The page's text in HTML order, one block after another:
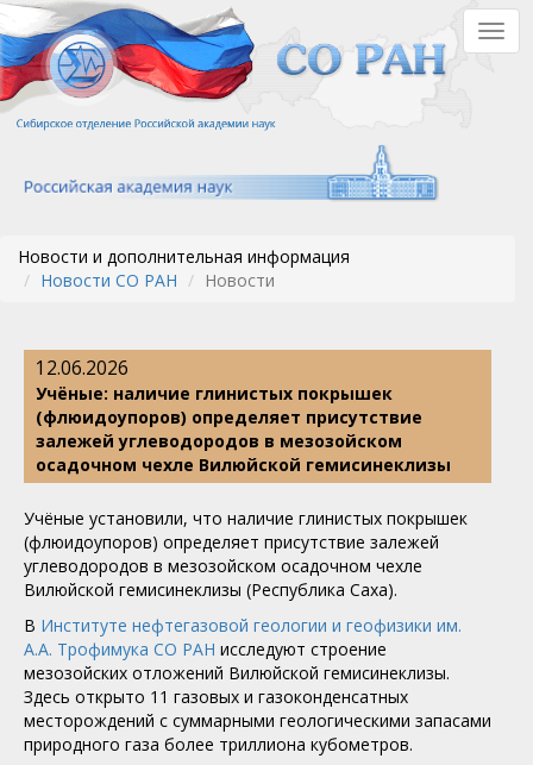
Перейти
к
основному
содержанию
Новости и дополнительная информация
Новости СО РАН
Новости
12.06.2026
Учёные: наличие глинистых покрышек
(флюидоупоров) определяет присутствие
залежей углеводородов в мезозойском
осадочном чехле Вилюйской гемисинеклизы
Учёные установили, что наличие глинистых покрышек
(флюидоупоров) определяет присутствие залежей
углеводородов в мезозойском осадочном чехле
Вилюйской гемисинеклизы (Республика Саха).
В Институте нефтегазовой геологии и геофизики им.
А.А. Трофимука СО РАН исследуют строение
мезозойских отложений Вилюйской гемисинеклизы.
Здесь открыто 11 газовых и газоконденсатных
месторождений с суммарными геологическими запасами
природного газа более триллиона кубометров.